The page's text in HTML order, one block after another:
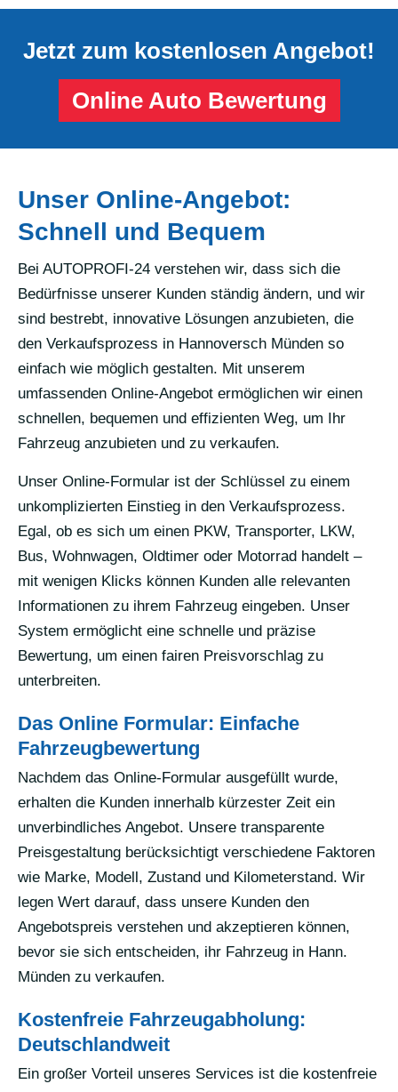
Jetzt zum kostenlosen Angebot!
Online Auto Bewertung
Unser Online-Angebot:
Schnell und Bequem
Bei AUTOPROFI-24 verstehen wir, dass sich die
Bedürfnisse unserer Kunden ständig ändern, und wir
sind bestrebt, innovative Lösungen anzubieten, die
den Verkaufsprozess in Hannoversch Münden so
einfach wie möglich gestalten. Mit unserem
umfassenden Online-Angebot ermöglichen wir einen
schnellen, bequemen und effizienten Weg, um Ihr
Fahrzeug anzubieten und zu verkaufen.
Unser Online-Formular ist der Schlüssel zu einem
unkomplizierten Einstieg in den Verkaufsprozess.
Egal, ob es sich um einen PKW, Transporter, LKW,
Bus, Wohnwagen, Oldtimer oder Motorrad handelt –
mit wenigen Klicks können Kunden alle relevanten
Informationen zu ihrem Fahrzeug eingeben. Unser
System ermöglicht eine schnelle und präzise
Bewertung, um einen fairen Preisvorschlag zu
unterbreiten.
Das Online Formular: Einfache
Fahrzeugbewertung
Nachdem das Online-Formular ausgefüllt wurde,
erhalten die Kunden innerhalb kürzester Zeit ein
unverbindliches Angebot. Unsere transparente
Preisgestaltung berücksichtigt verschiedene Faktoren
wie Marke, Modell, Zustand und Kilometerstand. Wir
legen Wert darauf, dass unsere Kunden den
Angebotspreis verstehen und akzeptieren können,
bevor sie sich entscheiden, ihr Fahrzeug in Hann.
Münden zu verkaufen.
Kostenfreie Fahrzeugabholung:
Deutschlandweit
Ein großer Vorteil unseres Services ist die kostenfreie